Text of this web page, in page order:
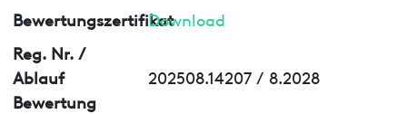
BewertungszertifikatDownload
Reg. Nr. /
Ablauf
Bewertung
202508.14207 / 8.2028